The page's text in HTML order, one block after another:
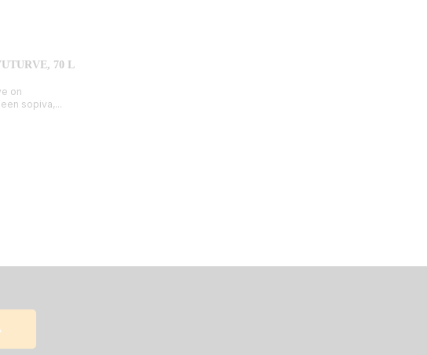
70 L
on
sopiva,...